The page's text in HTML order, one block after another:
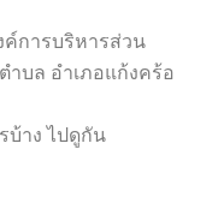
ค์การบริหารส่วน
บล อำเภอแก้งคร้อ
บ้าง ไปดูกัน